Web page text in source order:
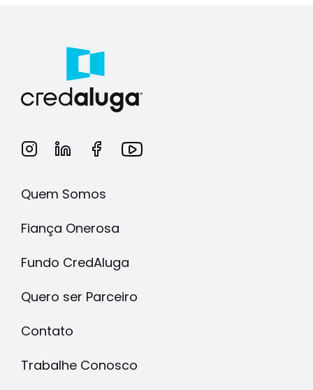
Quem Somos
Fiança Onerosa
Fundo CredAluga
Quero ser Parceiro
Contato
Trabalhe Conosco